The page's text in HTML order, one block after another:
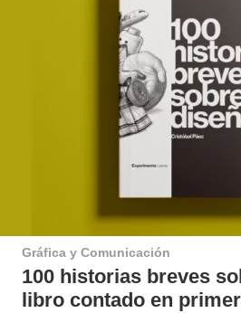
Gráfica y Comunicación
100 historias breves
libro contado en